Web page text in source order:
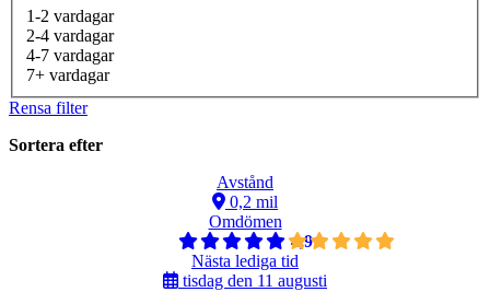
1-2 vardagar
2-4 vardagar
4-7 vardagar
7+ vardagar
Rensa filter
Sortera efter
Avstånd
0,2 mil
Omdömen
4,9
Nästa lediga tid
tisdag den 11 augusti